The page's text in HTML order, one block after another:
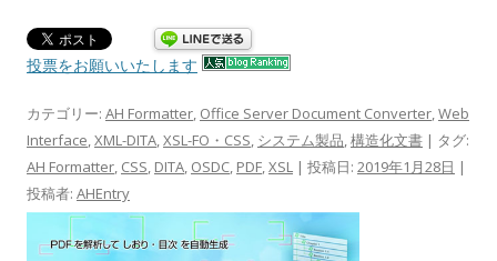
投票をお願いいたします
カテゴリー: AH Formatter, Office Server Document Converter,Web
Interface,XML-DITA,XSL-FO・CSS, システム製品,構造化文書 | タグ:
AH Formatter, CSS, DITA, OSDC, PDF,XSL | 投稿日: 2019年1月28日 |
投稿者: AHEntry